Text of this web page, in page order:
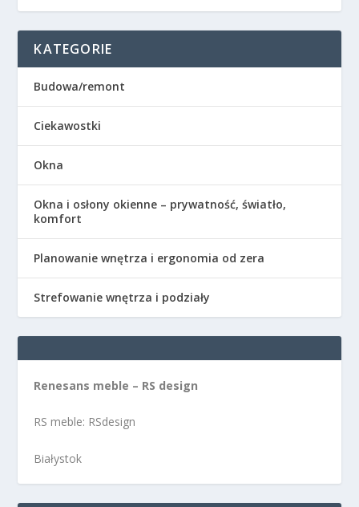
KATEGORIE
Budowa/remont
Ciekawostki
Okna
Okna i osłony okienne – prywatność, światło,
komfort
Planowanie wnętrza i ergonomia od zera
Strefowanie wnętrza i podziały
Renesans meble – RS design
RS meble: RSdesign
Białystok